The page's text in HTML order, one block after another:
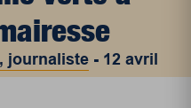
journaliste - 12 avril